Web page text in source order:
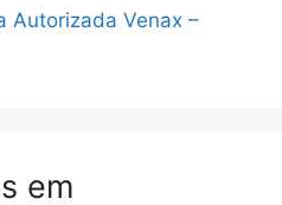
Autorizada Venax –
em